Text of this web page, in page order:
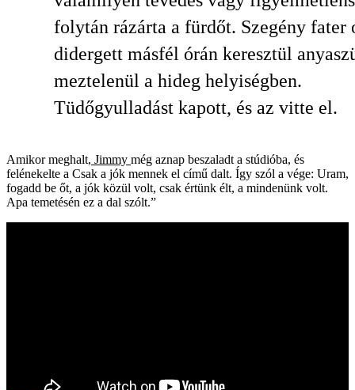
folytán rázárta a fürdőt. Szegény fater
didergett másfél órán keresztül
meztelenül a hideg helyiségben.
Tüdőgyulladást kapott, és az vitte el.
Amikor meghalt, Jimmy még aznap beszaladt a stúdióba, és
felénekelte a Csak a jók mennek el című dalt. Így szól a vége: Uram,
fogadd be őt, a jók közül volt, csak értünk élt, a mindenünk volt.
Apa temetésén ez a dal szólt.”